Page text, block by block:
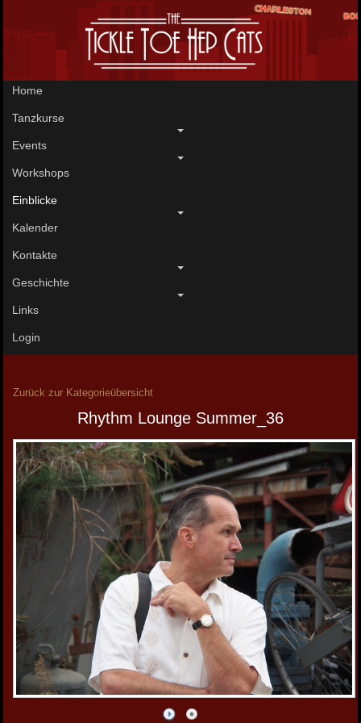
Home
Tanzkurse
Events
Workshops
Einblicke
Kalender
Kontakte
Geschichte
Links
Login
Zurück zur Kategorieübersicht
Rhythm Lounge Summer_36